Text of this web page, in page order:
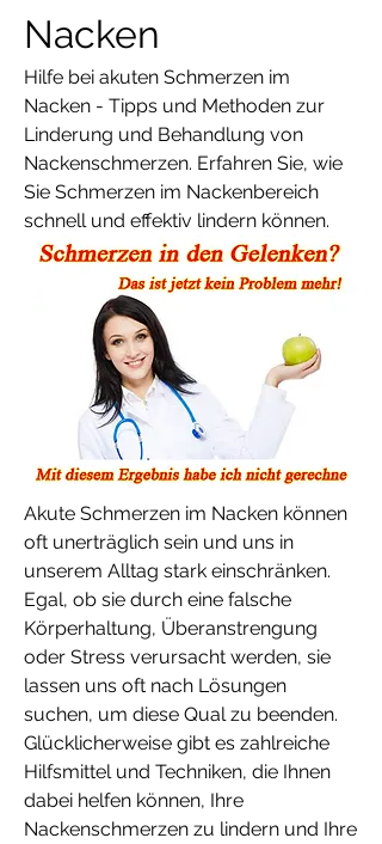
Nacken
Hilfe bei akuten Schmerzen im
Nacken - Tipps und Methoden zur
Linderung und Behandlung von
Nackenschmerzen. Erfahren Sie, wie
Sie Schmerzen im Nackenbereich
schnell und effektiv lindern können.
Akute Schmerzen im Nacken können
oft unerträglich sein und uns in
unserem Alltag stark einschränken.
Egal, ob sie durch eine falsche
Körperhaltung, Überanstrengung
oder Stress verursacht werden, sie
lassen uns oft nach Lösungen
suchen, um diese Qual zu beenden.
Glücklicherweise gibt es zahlreiche
Hilfsmittel und Techniken, die Ihnen
dabei helfen können, Ihre
Nackenschmerzen zu lindern und Ihre